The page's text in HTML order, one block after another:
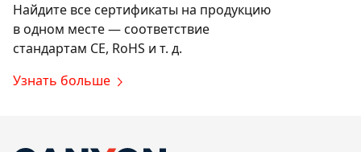
Найдите все сертификаты на продукцию
в одном месте — соответствие
стандартам CE, RoHS и т. д.
Узнать больше